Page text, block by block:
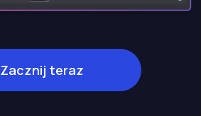
Zacznij teraz